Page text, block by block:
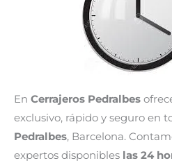
En Cerrajeros Pedralbes
exclusivo, rápido y seguro en
Pedralbes, Barcelona.
expertos disponibles las 24